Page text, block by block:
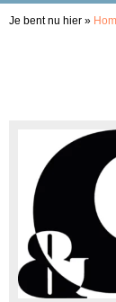
Je bent nu hier »